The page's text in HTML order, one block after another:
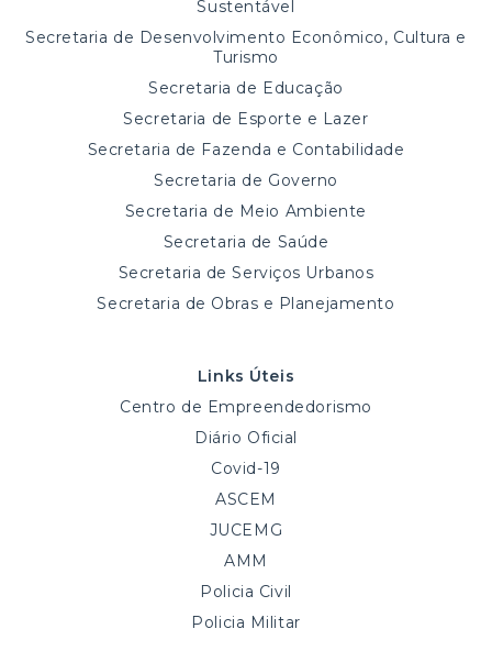
Sustentável
Secretaria de Desenvolvimento Econômico, Cultura e
Turismo
Secretaria de Educação
Secretaria de Esporte e Lazer
Secretaria de Fazenda e Contabilidade
Secretaria de Governo
Secretaria de Meio Ambiente
Secretaria de Saúde
Secretaria de Serviços Urbanos
Secretaria de Obras e Planejamento
Links Úteis
Centro de Empreendedorismo
Diário Oficial
Covid-19
ASCEM
JUCEMG
AMM
Policia Civil
Policia Militar